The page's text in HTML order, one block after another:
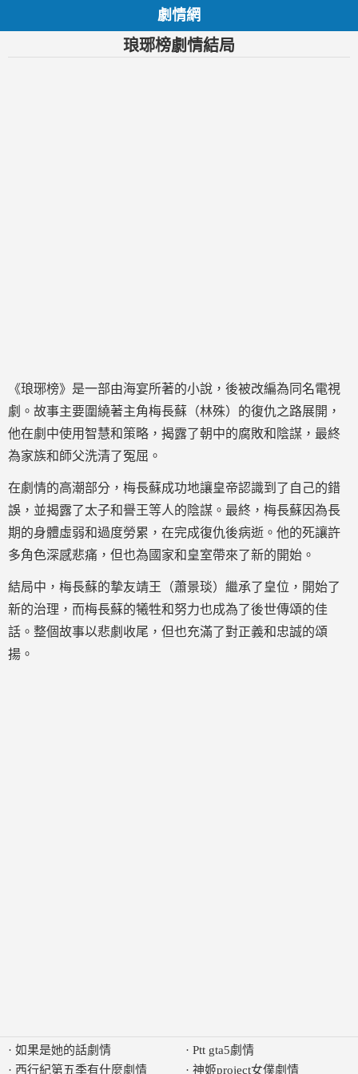
劇情網
琅琊榜劇情結局
《琅琊榜》是一部由海宴所著的小說，後被改編為同名電視
劇。故事主要圍繞著主角梅長蘇（林殊）的復仇之路展開，
他在劇中使用智慧和策略，揭露了朝中的腐敗和陰謀，最終
為家族和師父洗清了冤屈。
在劇情的高潮部分，梅長蘇成功地讓皇帝認識到了自己的錯
誤，並揭露了太子和譽王等人的陰謀。最終，梅長蘇因為長
期的身體虛弱和過度勞累，在完成復仇後病逝。他的死讓許
多角色深感悲痛，但也為國家和皇室帶來了新的開始。
結局中，梅長蘇的摯友靖王（蕭景琰）繼承了皇位，開始了
新的治理，而梅長蘇的犧牲和努力也成為了後世傳頌的佳
話。整個故事以悲劇收尾，但也充滿了對正義和忠誠的頌
揚。
· 如果是她的話劇情
· 西行紀第五季有什麼劇情
· Ptt gta5劇情
· 神姬project女僕劇情